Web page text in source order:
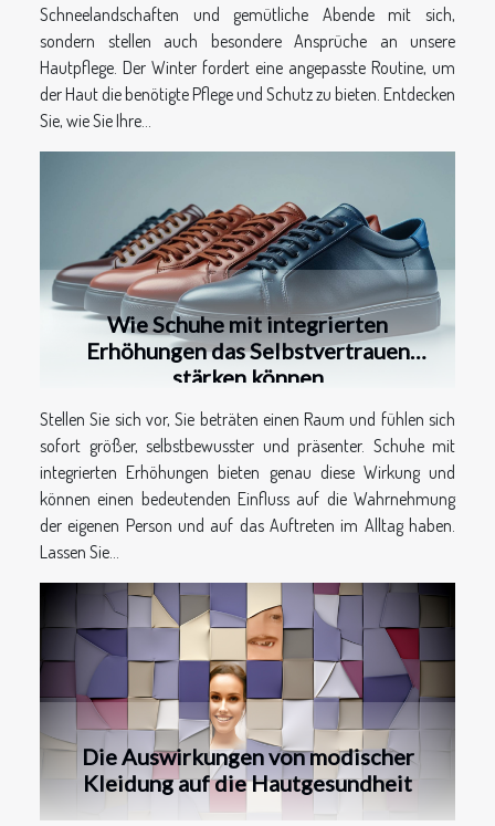
Schneelandschaften und gemütliche Abende mit sich,
sondern stellen auch besondere Ansprüche an unsere
Hautpflege. Der Winter fordert eine angepasste Routine, um
der Haut die benötigte Pflege und Schutz zu bieten. Entdecken
Sie, wie Sie Ihre...
Wie Schuhe mit integrierten
Erhöhungen das Selbstvertrauen
stärken können
Stellen Sie sich vor, Sie beträten einen Raum und fühlen sich
sofort größer, selbstbewusster und präsenter. Schuhe mit
integrierten Erhöhungen bieten genau diese Wirkung und
können einen bedeutenden Einfluss auf die Wahrnehmung
der eigenen Person und auf das Auftreten im Alltag haben.
Lassen Sie...
Die Auswirkungen von modischer
Kleidung auf die Hautgesundheit